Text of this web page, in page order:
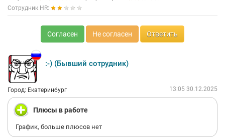
Сотрудник HR:
Согласен Не согласен Ответить
:-) (Бывший сотрудник)
Город: Екатеринбург 13:05 30.12.2025
Плюсы в работе
График, больше плюсов нет